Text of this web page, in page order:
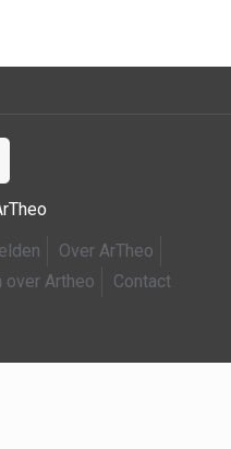
Over ArTheo
over Artheo Contact